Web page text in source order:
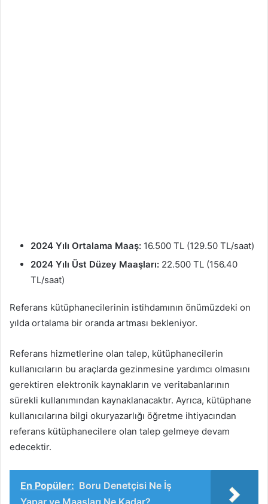
2024 Yılı Ortalama Maaş: 16.500 TL (129.50 TL/saat)
2024 Yılı Üst Düzey Maaşları: 22.500 TL (156.40
TL/saat)
Referans kütüphanecilerinin istihdamının önümüzdeki on
yılda ortalama bir oranda artması bekleniyor.
Referans hizmetlerine olan talep, kütüphanecilerin
kullanıcıların bu araçlarda gezinmesine yardımcı olmasını
gerektiren elektronik kaynakların ve veritabanlarının
sürekli kullanımından kaynaklanacaktır. Ayrıca, kütüphane
kullanıcılarına bilgi okuryazarlığı öğretme ihtiyacından
referans kütüphanecilere olan talep gelmeye devam
edecektir.
En Popüler: Boru Denetçisi Ne İş
Yapar ve Maaşları Ne Kadar?